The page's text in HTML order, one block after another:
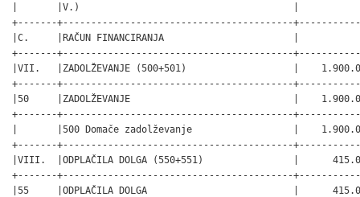
|       |V.)                                      |
+-------+-----------------------------------------
|C.     |RAČUN FINANCIRANJA                       |
+-------+-----------------------------------------
|VII.   |ZADOLŽEVANJE (500+501)                   |
+-------+-----------------------------------------
|50     |ZADOLŽEVANJE                             |
+-------+-----------------------------------------
|       |500 Domače zadolževanje                  |
+-------+-----------------------------------------
|VIII.  |ODPLAČILA DOLGA (550+551)                |
+-------+-----------------------------------------
|55     |ODPLAČILA DOLGA                          |